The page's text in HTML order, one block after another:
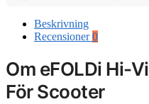
Beskrivning
Recensioner0
Om eFOLDi Hi-
För Scooter